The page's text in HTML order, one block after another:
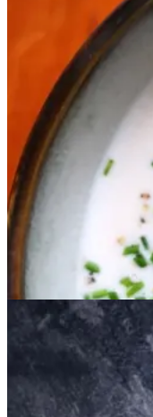
Kold hvid
bønnesuppe
Gem opskrift